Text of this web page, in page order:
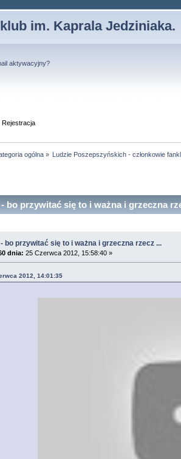
im. Kaprala Jedziniaka.
aktywacyjny?
Rejestracja
ogólna» Ludzie Poszepszyńskich - członkowie
- bo przywitać się to i ważna i grzeczna
bo przywitać się to i ważna i grzeczna rzecz ...
dnia: 25 Czerwca 2012, 15:58:40 »
2012, 14:01:35